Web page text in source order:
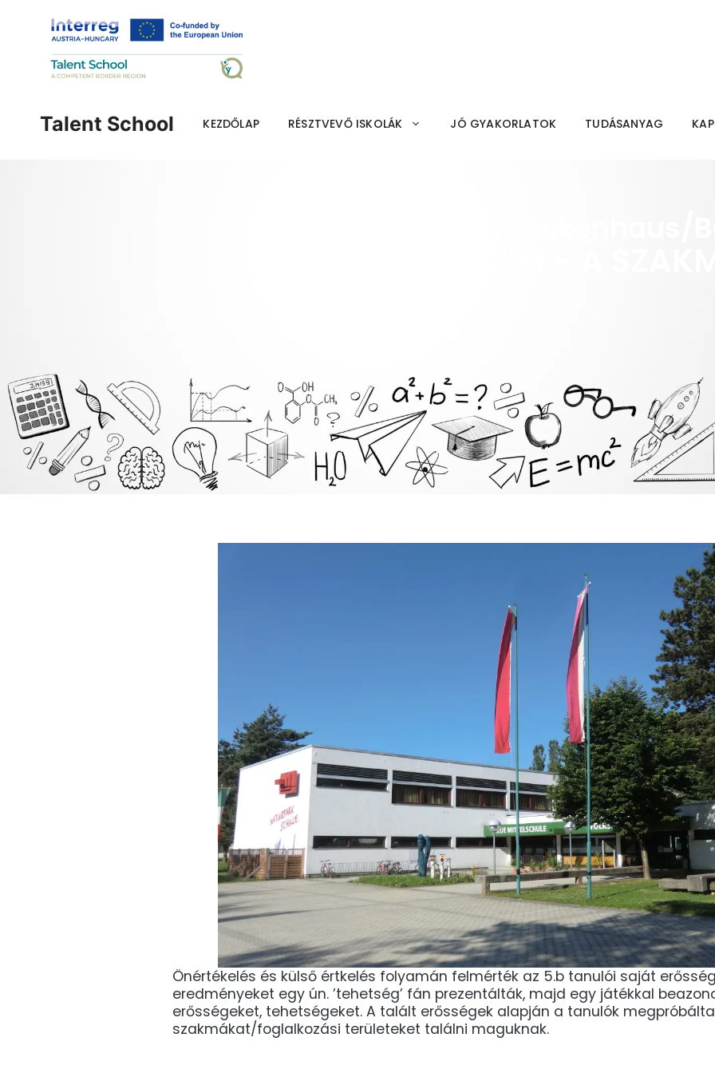
Talent School KEZDŐLAP RÉSZTVEVŐ ISKOLÁK JÓ GYAKORLATOK TUDÁSANYAG
Önértékelés és külső értkelés folyamán felmérték az 5.b tanulói saját
eredményeket egy ún. ’tehetség’ fán prezentálták, majd egy játékkal
erősségeket, tehetségeket. A talált erősségek alapján a tanulók
szakmákat/foglalkozási területeket találni maguknak.